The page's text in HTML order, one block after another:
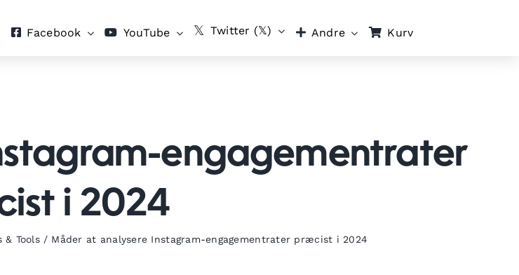
Facebook YouTube Twitter (𝕏) Andre Kurv
engagementrater
i 2024
& Tools / Måder at analysere Instagram-engagementrater præcist i 2024